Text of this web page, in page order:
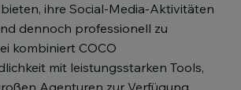
ihre Social-Media-Aktivitäten
dennoch professionell zu
kombiniert COCO
mit leistungsstarken Tools,
Agenturen zur Verfügung